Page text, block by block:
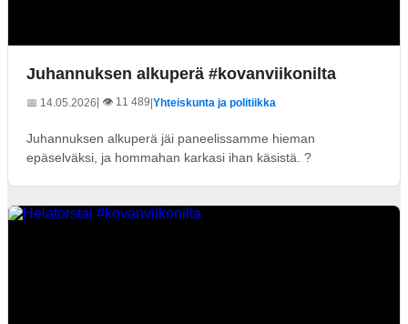
Juhannuksen alkuperä #kovanviikonilta
📅 14.05.2026| 👁️ 11 489 Yhteiskunta ja politiikka
Juhannuksen alkuperä jäi paneelissamme hieman
epäselväksi, ja hommahan karkasi ihan käsistä. ?